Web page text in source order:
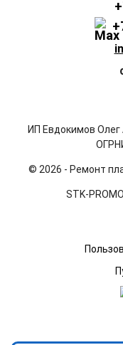
ИП Евдокимов
© 2026 - Ремонт
STK-